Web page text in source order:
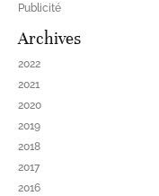
Publicité
Archives
2022
2021
2020
2019
2018
2017
2016